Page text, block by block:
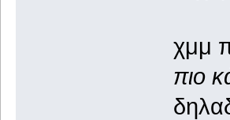
χμμ
πιο